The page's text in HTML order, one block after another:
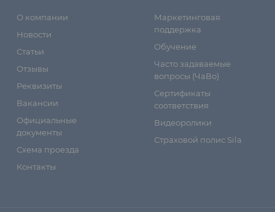
О компании
Новости
Статьи
Отзывы
Реквизиты
Вакансии
Официальные
документы
Схема проезда
Контакты
Маркетинговая
поддержка
Обучение
Часто задаваемые
вопросы (ЧаВо)
Сертификаты
соответствия
Видеоролики
Страховой полис Sila